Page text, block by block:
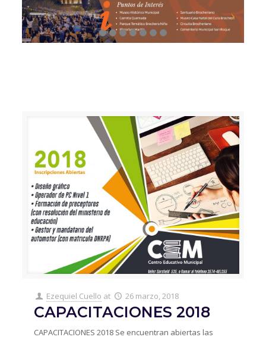
Ezequiel Cuello at 26 marzo, 2018
CAPACITACIONES 2018
CAPACITACIONES 2018 Se encuentran abiertas las